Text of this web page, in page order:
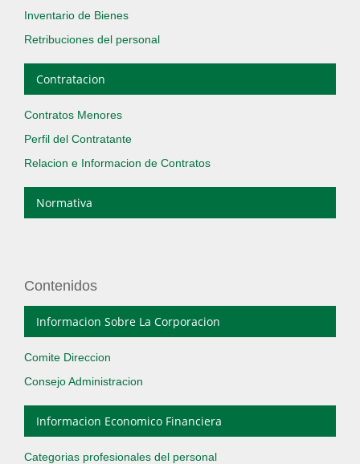
Inventario de Bienes
Retribuciones del personal
Contratacion
Contratos Menores
Perfil del Contratante
Relacion e Informacion de Contratos
Normativa
Contenidos
Informacion Sobre La Corporacion
Comite Direccion
Consejo Administracion
Informacion Economico Financiera
Categorias profesionales del personal